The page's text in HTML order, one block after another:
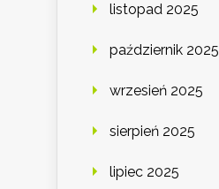
listopad 2025
październik 2025
wrzesień 2025
sierpień 2025
lipiec 2025